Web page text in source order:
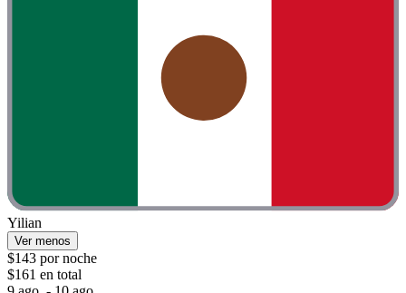
Yilian
Ver menos
$143 por noche
$161 en total